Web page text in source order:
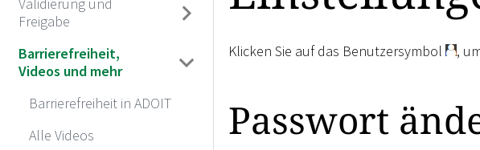
Freigabe
Barrierefreiheit,
Videos und mehr
Barrierefreiheit in ADOIT
Alle Videos
Klicken Sie auf das Benutzersymbol ,
Passwort